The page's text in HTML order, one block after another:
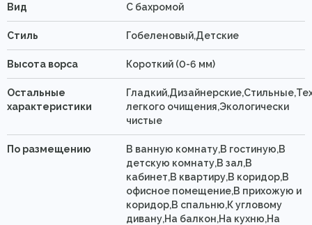
Вид C бахромой
Стиль Гобеленовый,Детские
Высота ворса Короткий (0-6 мм)
Остальные
характеристики
легкого очищения,Экологически
чистые
По размещению
В ванную комнату,В гостиную,В
детскую комнату,В зал,В
кабинет,В квартиру,В коридор,В
офисное помещение,В прихожую и
коридор,В спальню,К угловому
дивану,На балкон,На кухню,На